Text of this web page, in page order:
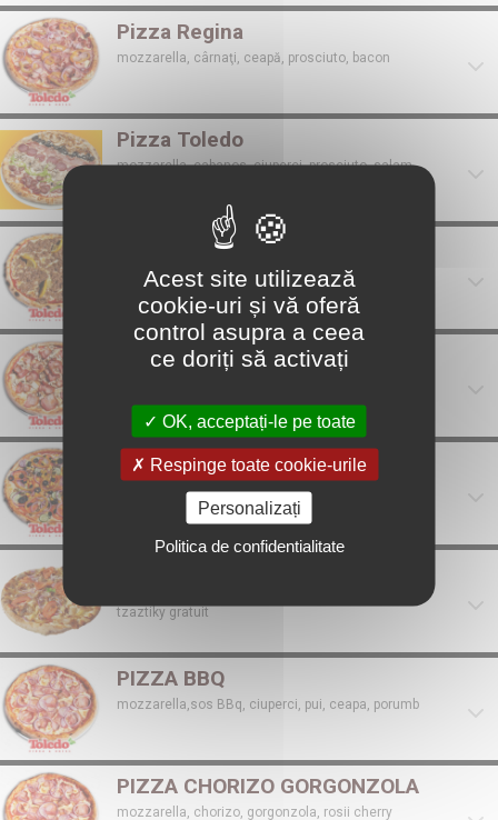
Pizza Regina
mozzarella, cârnaţi, ceapă, prosciuto, bacon
Pizza Toledo
mozzarella, cabanos, ciuperci, prosciuto, salam,
Pizza Tonno
mozzarella, ton, lămâie, porumb
Pizza Tradiţională
Pizza Vegetariană
tofu, măsline,dovlecei,vinete,rosii porumb, ceapă
mozzarella,cartofi,carne de porc,rosii,ceapa si sos
tzaztiky gratuit
PIZZA BBQ
mozzarella,sos BBq, ciuperci, pui, ceapa, porumb
PIZZA CHORIZO GORGONZOLA
mozzarella, chorizo, gorgonzola, rosii cherry
Acest site utilizează
cookie-uri și vă oferă
control asupra a ceea
ce doriți să activați
OK, acceptați-le pe toate
Respinge toate cookie-urile
Personalizați
Politica de confidentialitate